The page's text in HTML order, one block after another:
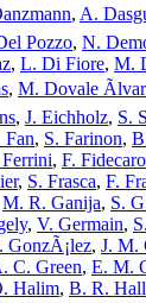
, A.
Pozzo, N.
, L. Di Fiore, M.
, M. Dovale
, J. Eichholz, S.
Fan, S. Farinon,
, F. Fidecaro
, S. Frasca, F.
M. R. Ganija, S.
, V. Germain,
GonzÃ¡lez, J. M.
C. Green, E. M.
Halim, B. R. Hall